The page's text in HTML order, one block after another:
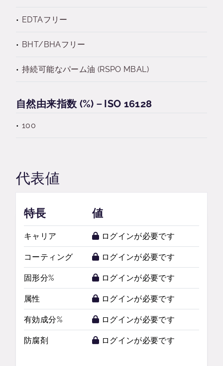
EDTAフリー
BHT/BHAフリー
持続可能なパーム油 (RSPO MBAL)
自然由来指数 (%)－ISO 16128
100
代表値
特長 値
キャリア ログインが必要です
コーティング ログインが必要です
固形分% ログインが必要です
属性 ログインが必要です
有効成分% ログインが必要です
防腐剤 ログインが必要です